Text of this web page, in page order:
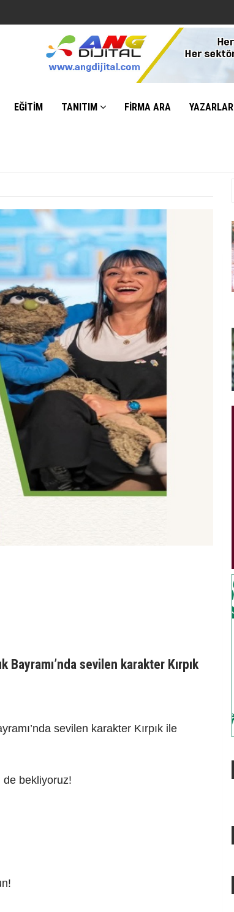
EĞİTİM TANITIM FİRMA ARA YAZARLAR
sevilen karakter Kırpık
sevilen karakter Kırpık ile
bekliyoruz!